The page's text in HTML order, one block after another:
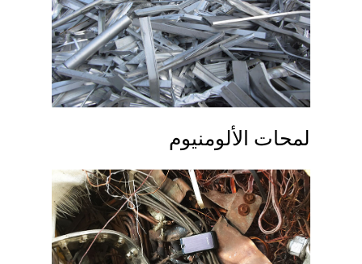
لمحات الألومنيوم